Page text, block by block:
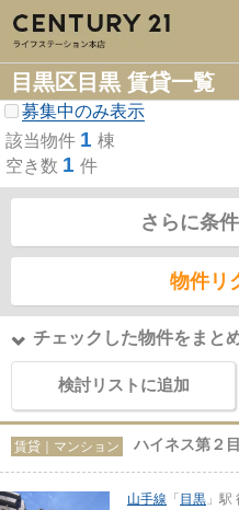
目黒区目黒 賃貸一覧
募集中のみ表示
該当物件 1 棟
空き数 1 件
さらに条
物件リ
チェックした物件をまと
検討リストに追加
賃貸｜マンション ハイネス第２
山手線 「 目黒 」駅